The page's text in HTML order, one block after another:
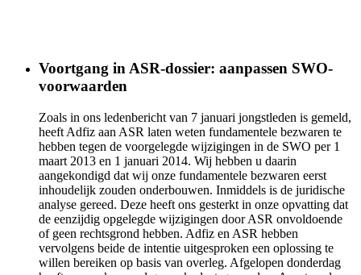
Voortgang in ASR-dossier: aanpassen SWO-
voorwaarden
Zoals in ons ledenbericht van 7 januari jongstleden is gemeld,
heeft Adfiz aan ASR laten weten fundamentele bezwaren te
hebben tegen de voorgelegde wijzigingen in de SWO per 1
maart 2013 en 1 januari 2014. Wij hebben u daarin
aangekondigd dat wij onze fundamentele bezwaren eerst
inhoudelijk zouden onderbouwen. Inmiddels is de juridische
analyse gereed. Deze heeft ons gesterkt in onze opvatting dat
de eenzijdig opgelegde wijzigingen door ASR onvoldoende
of geen rechtsgrond hebben. Adfiz en ASR hebben
vervolgens beide de intentie uitgesproken een oplossing te
willen bereiken op basis van overleg. Afgelopen donderdag